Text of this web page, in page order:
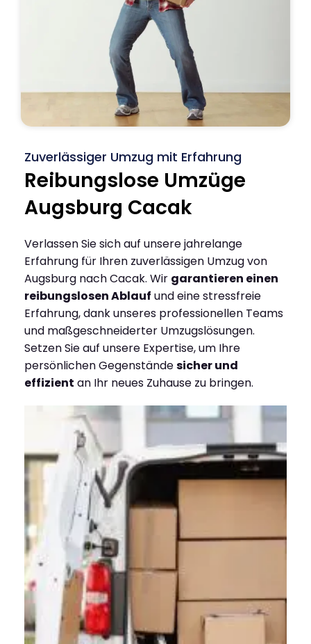
Zuverlässiger Umzug mit Erfahrung
Reibungslose Umzüge
Augsburg Cacak
Verlassen Sie sich auf unsere jahrelange
Erfahrung für Ihren zuverlässigen Umzug von
Augsburg nach Cacak. Wir garantieren einen
reibungslosen Ablauf und eine stressfreie
Erfahrung, dank unseres professionellen Teams
und maßgeschneiderter Umzugslösungen.
Setzen Sie auf unsere Expertise, um Ihre
persönlichen Gegenständesicher und
effizient an Ihr neues Zuhause zu bringen.